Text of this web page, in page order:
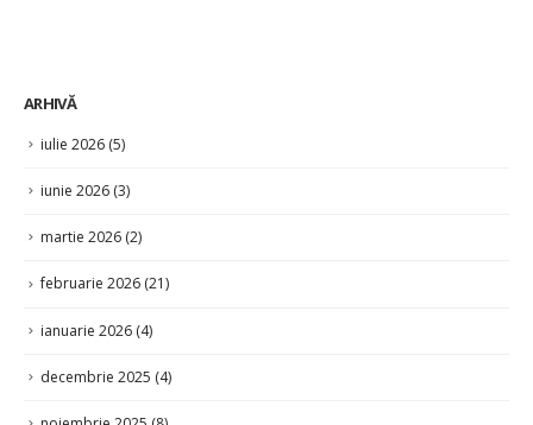
ARHIVĂ
iulie 2026 (5)
iunie 2026 (3)
martie 2026 (2)
februarie 2026 (21)
ianuarie 2026 (4)
decembrie 2025 (4)